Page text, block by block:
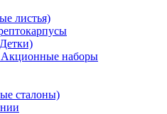
листья)
Акционные наборы
сталоны)